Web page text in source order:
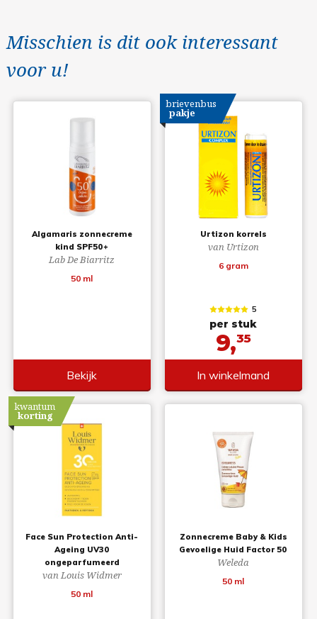
Misschien is dit ook interessant
voor u!
Algamaris zonnecreme
kind SPF50+
Lab De Biarritz
50 ml
Bekijk
Urtizon korrels
van Urtizon
6 gram
brievenbus
pakje
5
per stuk
9,35
In winkelmand
Face Sun Protection Anti-
Ageing UV30
ongeparfumeerd
van Louis Widmer
50 ml
kwantum
korting
Zonnecreme Baby & Kids
Gevoelige Huid Factor 50
Weleda
50 ml